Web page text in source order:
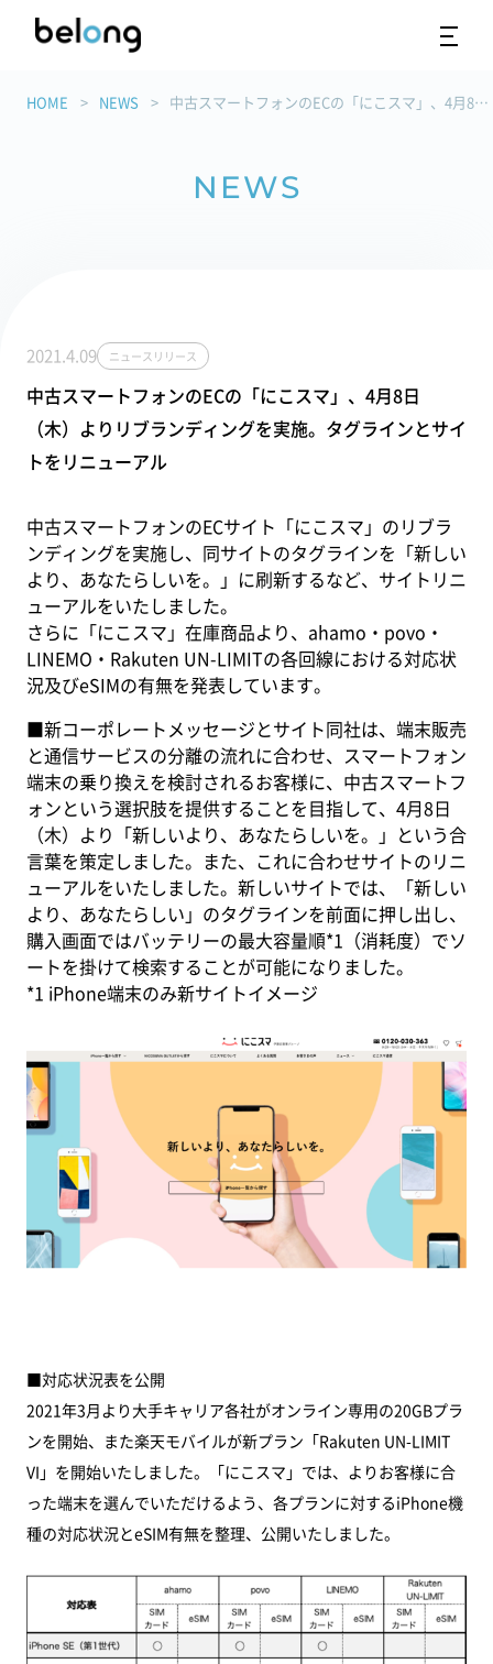
HOME NEWS 中古スマートフォンのECの「にこスマ」、4月8日（木）よりリブランディングを実施。タグラインとサイトをリニューアル
NEWS
2021.4.09 ニュースリリース
中古スマートフォンのECの「にこスマ」、4月8日
（木）よりリブランディングを実施。タグラインとサイ
トをリニューアル
中古スマートフォンのECサイト「にこスマ」のリブラ
ンディングを実施し、同サイトのタグラインを「新しい
より、あなたらしいを。」に刷新するなど、サイトリニ
ューアルをいたしました。
さらに「にこスマ」在庫商品より、ahamo・povo・
LINEMO・Rakuten UN-LIMITの各回線における対応状
況及びeSIMの有無を発表しています。
■新コーポレートメッセージとサイト同社は、端末販売
と通信サービスの分離の流れに合わせ、スマートフォン
端末の乗り換えを検討されるお客様に、中古スマートフ
ォンという選択肢を提供することを目指して、4月8日
（木）より「新しいより、あなたらしいを。」という合
言葉を策定しました。また、これに合わせサイトのリニ
ューアルをいたしました。新しいサイトでは、「新しい
より、あなたらしい」のタグラインを前面に押し出し、
購入画面ではバッテリーの最大容量順*1（消耗度）でソ
ートを掛けて検索することが可能になりました。
*1 iPhone端末のみ新サイトイメージ
■対応状況表を公開
2021年3月より大手キャリア各社がオンライン専用の20GBプラ
ンを開始、また楽天モバイルが新プラン「Rakuten UN-LIMIT
VI」を開始いたしました。「にこスマ」では、よりお客様に合
った端末を選んでいただけるよう、各プランに対するiPhone機
種の対応状況とeSIM有無を整理、公開いたしました。